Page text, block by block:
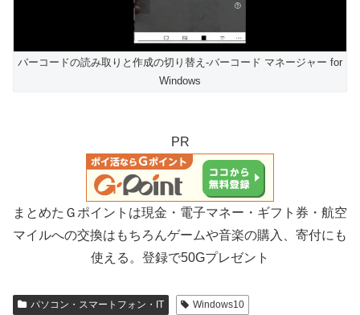
バーコードの読み取りと作成の切り替え-バーコード マネージャー for
Windows
PR
まとめたＧポイントは現金・電子マネー・ギフト券・航空
マイルへの交換はもちろんゲームや音楽の購入、寄付にも
使える。登録で50Gプレゼント
パソコン・スマートフォン・IT Windows10